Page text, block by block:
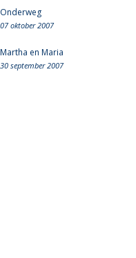
Onderweg
07 oktober 2007
Martha en Maria
30 september 2007